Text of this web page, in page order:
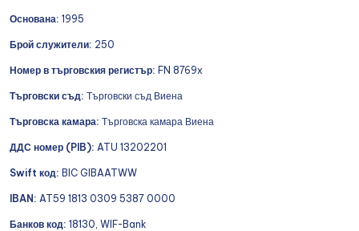
Основана: 1995
Брой служители: 250
Номер в търговския регистър: FN 8769x
Търговски съд: Търговски съд Виена
Търговска камара: Търговска камара Виена
ДДС номер (PIB): ATU 13202201
Swift код: BIC GIBAATWW
IBAN: AT59 1813 0309 5387 0000
Банков код: 18130, WIF-Bank